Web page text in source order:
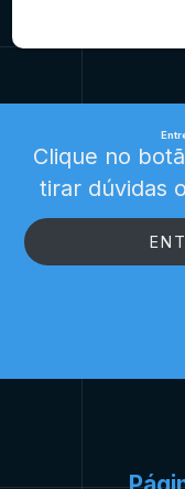
Clique no
tirar dúvidas